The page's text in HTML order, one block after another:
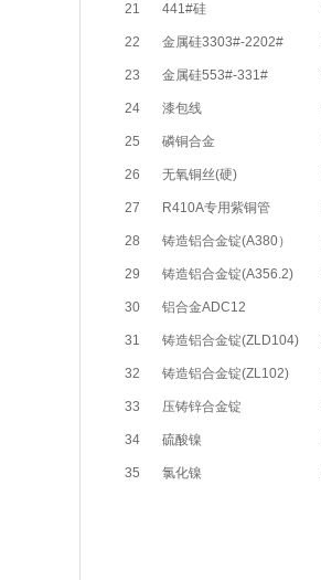
21 441#硅
22 金属硅3303#-2202#
23 金属硅553#-331#
24 漆包线
25 磷铜合金
26 无氧铜丝(硬)
27 R410A专用紫铜管
28 铸造铝合金锭(A380）
29 铸造铝合金锭(A356.2)
30 铝合金ADC12
31 铸造铝合金锭(ZLD104)
32 铸造铝合金锭(ZL102)
33 压铸锌合金锭
34 硫酸镍
35 氯化镍